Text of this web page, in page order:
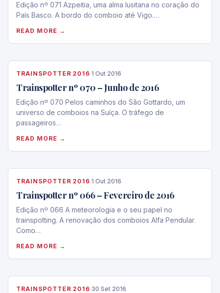
Edição nº 071 Azpeitia, uma alma lusitana no coração do
País Basco. A bordo do comboio até Vigo.…
READ MORE →
TRAINSPOTTER 2016·1 Out 2016
Trainspotter nº 070 – Junho de 2016
Edição nº 070 Pelos caminhos do São Gottardo, um
universo de comboios na Suíça. O tráfego de
passageiros…
READ MORE →
TRAINSPOTTER 2016·1 Out 2016
Trainspotter nº 066 – Fevereiro de 2016
Edição nº 066 A meteorologia e o seu papel no
trainspotting. A renovação dos comboios Alfa Pendular.
Como…
READ MORE →
TRAINSPOTTER 2016·30 Set 2016